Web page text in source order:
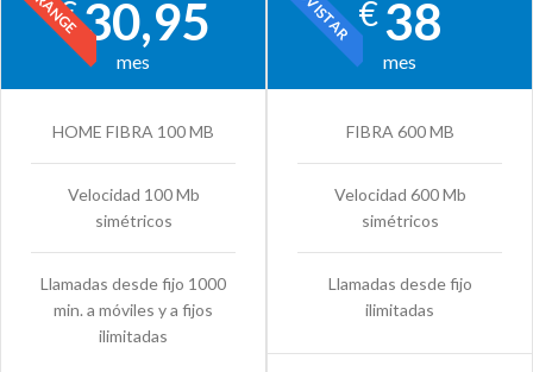
€30,95
mes
HOME FIBRA 100 MB
Velocidad 100 Mb
simétricos
Llamadas desde fijo 1000
min. a móviles y a fijos
ilimitadas
€38
mes
FIBRA 600 MB
Velocidad 600 Mb
simétricos
Llamadas desde fijo
ilimitadas